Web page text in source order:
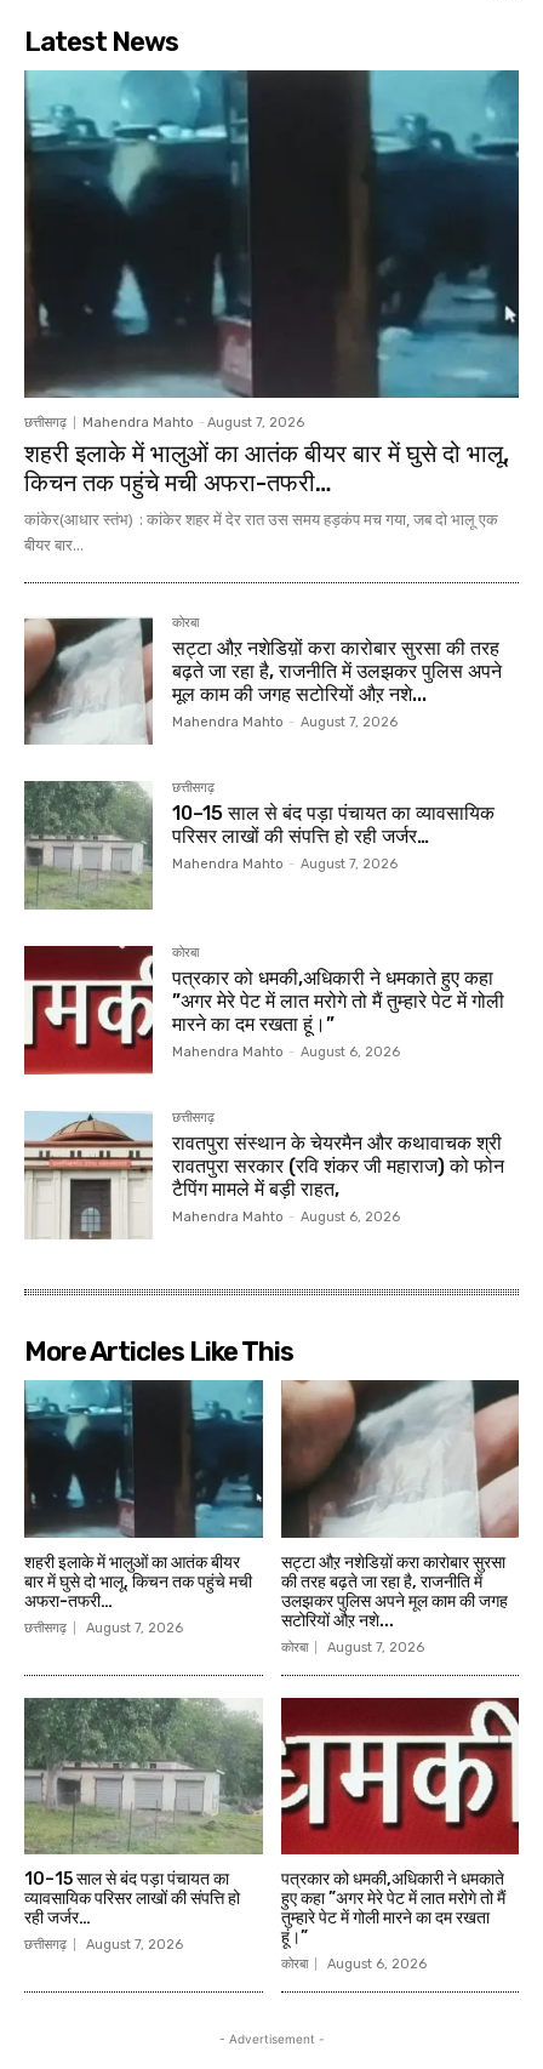
Latest News
छत्तीसगढ़ Mahendra Mahto - August 7, 2026
शहरी इलाके में भालुओं का आतंक बीयर बार में घुसे दो भालू,
किचन तक पहुंचे मची अफरा-तफरी…
कांकेर(आधार स्तंभ) : कांकेर शहर में देर रात उस समय हड़कंप मच गया, जब दो भालू एक
बीयर बार...
कोरबा
सट्टा औऱ नशेडिय़ों करा कारोबार सुरसा की तरह
बढ़ते जा रहा है, राजनीति में उलझकर पुलिस अपने
मूल काम की जगह सटोरियों औऱ नशे...
Mahendra Mahto - August 7, 2026
छत्तीसगढ़
10–15 साल से बंद पड़ा पंचायत का व्यावसायिक
परिसर लाखों की संपत्ति हो रही जर्जर…
Mahendra Mahto - August 7, 2026
कोरबा
पत्रकार को धमकी,अधिकारी ने धमकाते हुए कहा
”अगर मेरे पेट में लात मरोगे तो मैं तुम्हारे पेट में गोली
मारने का दम रखता हूं।”
Mahendra Mahto - August 6, 2026
छत्तीसगढ़
रावतपुरा संस्थान के चेयरमैन और कथावाचक श्री
रावतपुरा सरकार (रवि शंकर जी महाराज) को फोन
टैपिंग मामले में बड़ी राहत,
Mahendra Mahto - August 6, 2026
More Articles Like This
शहरी इलाके में भालुओं का आतंक बीयर
बार में घुसे दो भालू, किचन तक पहुंचे मची
अफरा-तफरी…
छत्तीसगढ़ August 7, 2026
सट्टा औऱ नशेडिय़ों करा कारोबार सुरसा
की तरह बढ़ते जा रहा है, राजनीति में
उलझकर पुलिस अपने मूल काम की जगह
सटोरियों औऱ नशे...
कोरबा August 7, 2026
10–15 साल से बंद पड़ा पंचायत का
व्यावसायिक परिसर लाखों की संपत्ति हो
रही जर्जर…
छत्तीसगढ़ August 7, 2026
पत्रकार को धमकी,अधिकारी ने धमकाते
हुए कहा ”अगर मेरे पेट में लात मरोगे तो मैं
तुम्हारे पेट में गोली मारने का दम रखता
हूं।”
कोरबा August 6, 2026
- Advertisement -